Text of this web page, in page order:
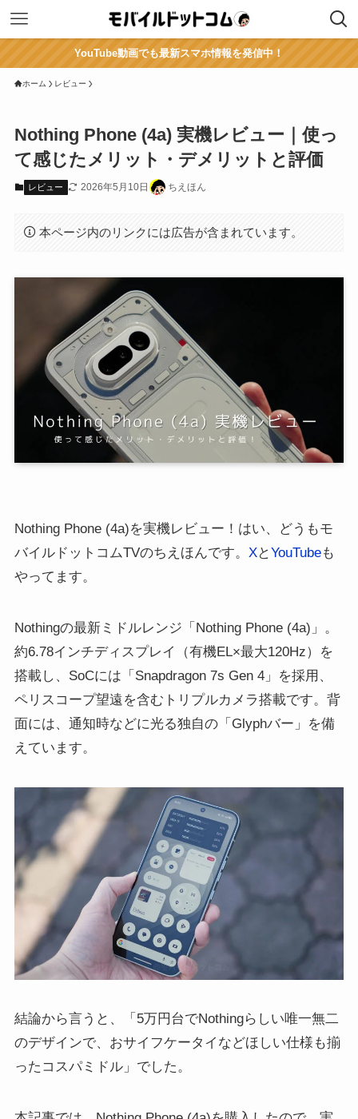
YouTube動画でも最新スマホ情報を発信中！
ホーム レビュー
Nothing Phone (4a) 実機レビュー｜使っ
て感じたメリット・デメリットと評価
レビュー 2026年5月10日 ちえほん
本ページ内のリンクには広告が含まれています。
Nothing Phone (4a)を実機レビュー！はい、どうもモ
バイルドットコムTVのちえほんです。 XとYouTubeも
やってます。
Nothingの最新ミドルレンジ「Nothing Phone (4a)」。
約6.78インチディスプレイ（有機EL×最大120Hz）を
搭載し、SoCには「Snapdragon 7s Gen 4」を採用、
ペリスコープ望遠を含むトリプルカメラ搭載です。背
面には、通知時などに光る独自の「Glyphバー」を備
えています。
結論から言うと、「5万円台でNothingらしい唯一無二
のデザインで、おサイフケータイなどほしい仕様も揃
ったコスパミドル」でした。